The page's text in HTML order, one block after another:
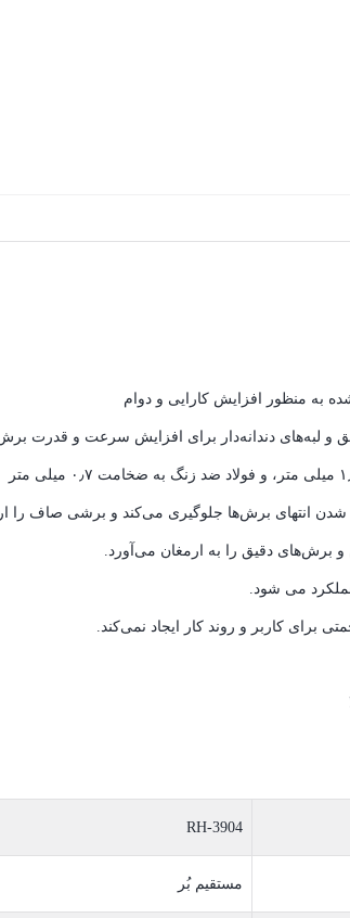
به منظور افزایش کارایی و دوام
و لبه‌های دندانه‌دار برای افزایش سرعت و قدرت
شدن انتهای برش‌ها جلوگیری می‌کند و برشی صاف را
می شود.
برای کاربر و روند کار ایجاد نمی‌کند.
RH-3904
مستقیم بُر